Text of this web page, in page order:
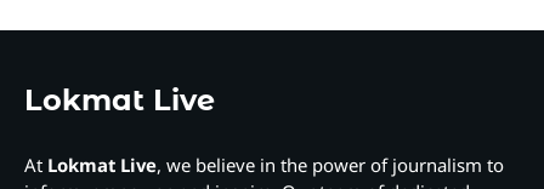
Lokmat Live
At Lokmat Live, we believe in the power of journalism to